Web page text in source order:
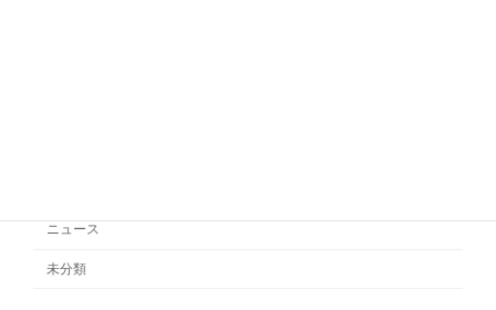
ニュース
未分類